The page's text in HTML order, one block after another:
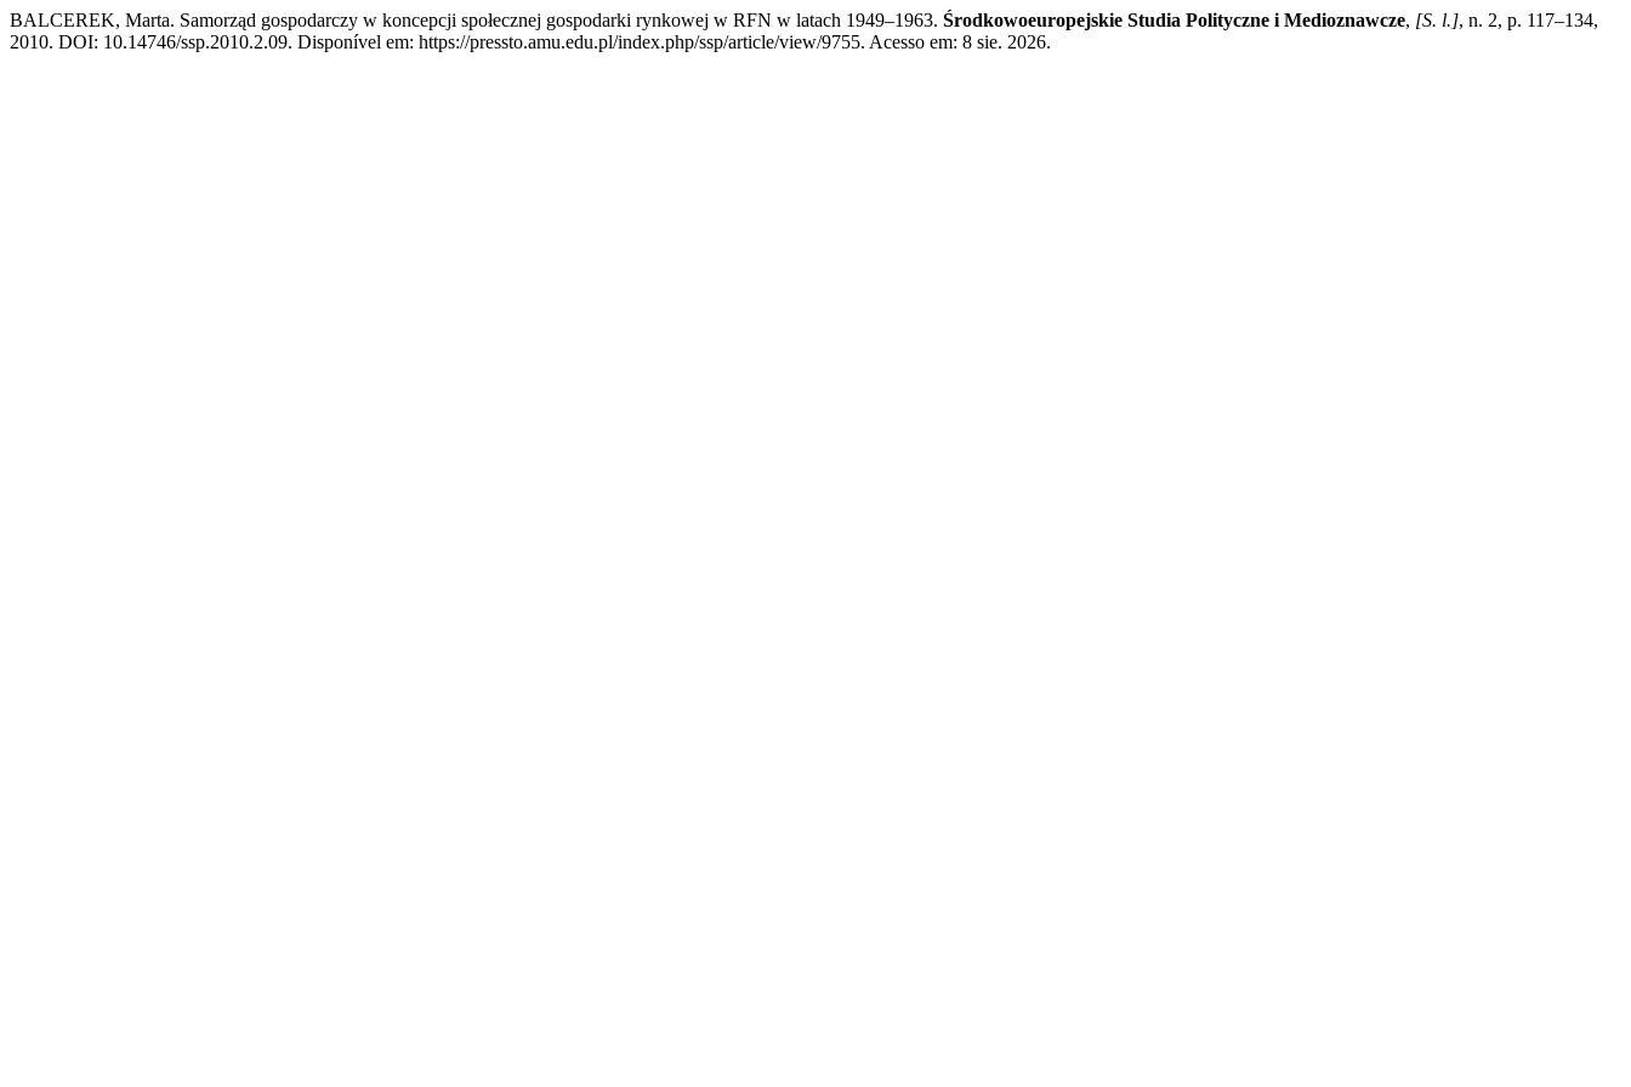
BALCEREK, Marta. Samorząd gospodarczy w koncepcji społecznej gospodarki rynkowej w RFN w latach 1949–1963. Środkowoeuropejskie Studia Polityczne i Medioznawcze, [S. l.], n. 2, p. 117–134,
2010. DOI: 10.14746/ssp.2010.2.09. Disponível em: https://pressto.amu.edu.pl/index.php/ssp/article/view/9755. Acesso em: 8 sie. 2026.